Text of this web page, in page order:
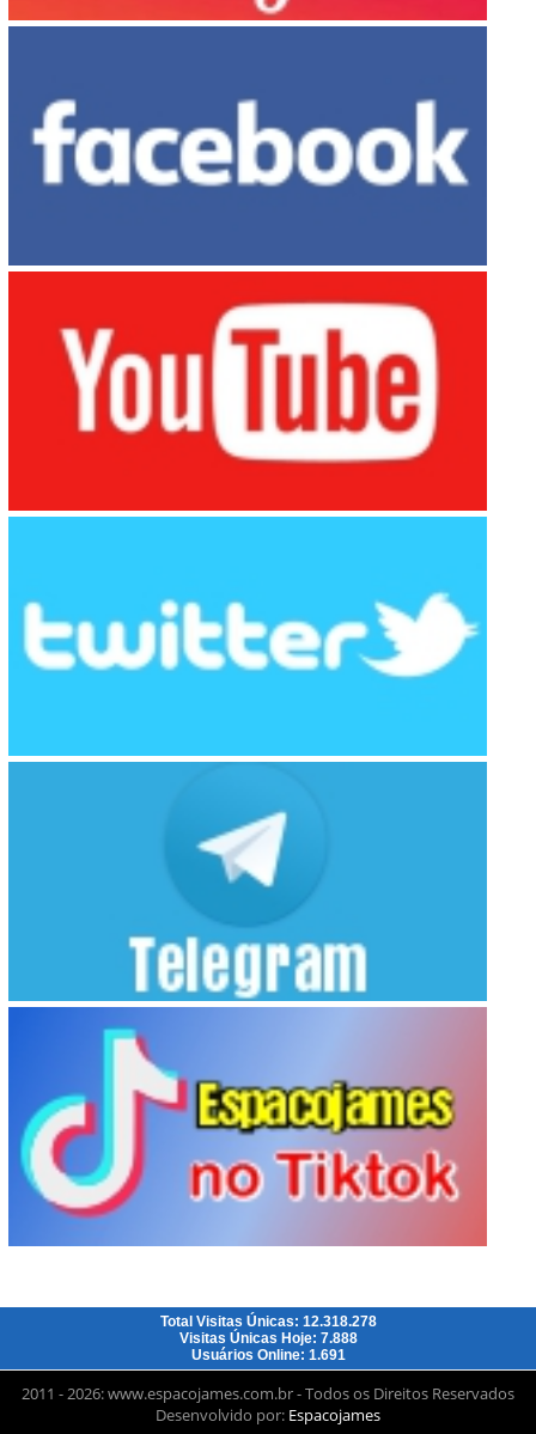
Total Visitas Únicas: 12.318.278
Visitas Únicas Hoje: 7.888
Usuários Online: 1.691
2011 - 2026: www.espacojames.com.br - Todos os Direitos Reservados
Desenvolvido por: Espacojames